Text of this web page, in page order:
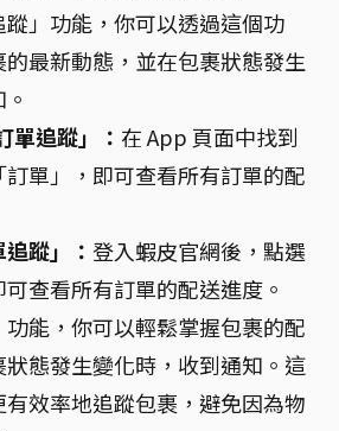
」功能，你可以透過這個功
最新動態，並在包裹狀態發生
單追蹤」： 在 App 頁面中找到
訂單」，即可查看所有訂單的配
蹤」： 登入蝦皮官網後，點選
可查看所有訂單的配送進度。
能，你可以輕鬆掌握包裹的配
態發生變化時，收到通知。這
效率地追蹤包裹，避免因為物